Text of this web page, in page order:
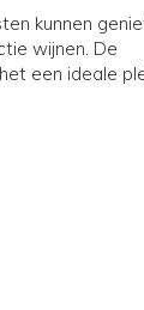
kunnen
wijnen. De
een ideale